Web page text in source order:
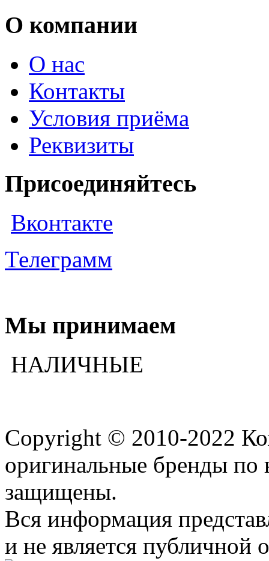
О компании
О нас
Контакты
Условия приёма
Реквизиты
Присоединяйтесь
Вконтакте
Телеграмм
Мы принимаем
НАЛИЧНЫЕ
Copyright © 2010-2022
оригинальные бренды по
защищены.
Вся информация
и не является публичной